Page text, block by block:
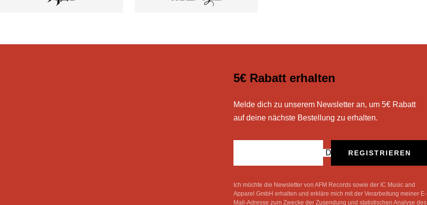
5€ Rabatt erhalten
Melde dich zu unserem Newsletter an, um 5€ Rabatt
auf deine nächste Bestellung zu erhalten.
Deine E-MailREGISTRIEREN
Ich möchte die Newsletter von AFM Records sowie der IC Music and
Apparel GmbH erhalten und erkläre mich mit der Verarbeitung meiner E-
Mail-Adresse zum Zwecke der Zusendung und statistischen Analyse des